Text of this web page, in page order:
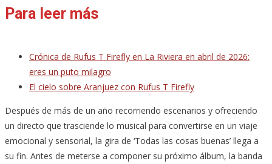
Para leer más
Crónica de Rufus T Firefly en La Riviera en abril de 2026:
eres un puto milagro
El cielo sobre Aranjuez con Rufus T Firefly
Después de más de un año recorriendo escenarios y ofreciendo
un directo que trasciende lo musical para convertirse en un viaje
emocional y sensorial, la gira de ‘Todas las cosas buenas’ llega a
su fin. Antes de meterse a componer su próximo álbum, la banda